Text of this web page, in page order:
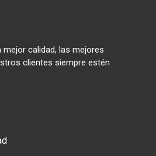
calidad, las mejores
clientes siempre estén